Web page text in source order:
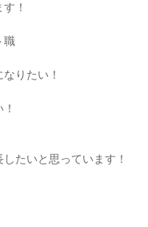
！
職
りたい！
たいと思っています！